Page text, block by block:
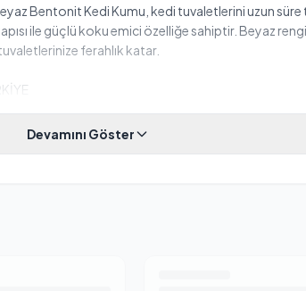
Bentonit Kedi Kumu, kedi tuvaletlerini uzun süre
ile güçlü koku emici özelliğe sahiptir. Beyaz
ferahlık katar.
Devamını Göster